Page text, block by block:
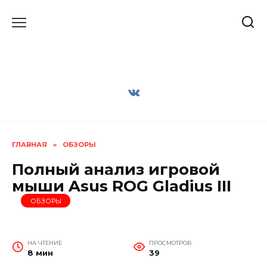
ГЛАВНАЯ » ОБЗОРЫ
Полный анализ игровой
мыши Asus ROG Gladius III
ОБЗОРЫ
НА ЧТЕНИЕ
8 мин
ПРОСМОТРОВ
39